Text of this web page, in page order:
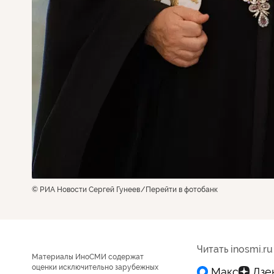
© РИА Новости Сергей Гунеев Перейти в фотобанк
Материалы ИноСМИ содержат
оценки исключительно зарубежных
Читать inosmi.ru